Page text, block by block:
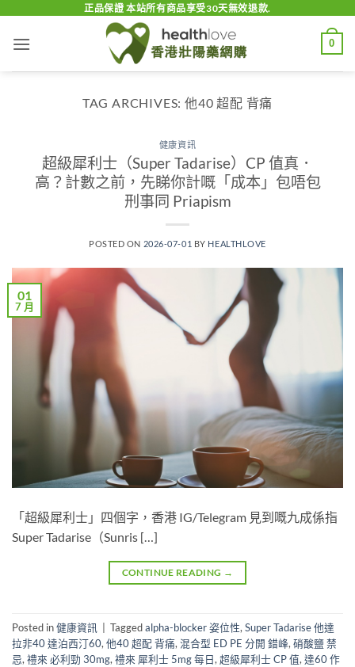
content
正品保證 本站所有商品享受30天無效退款.
0
TAG ARCHIVES: 他40 超配 背痛
健康資訊
超級犀利士（Super Tadarise）CP 值真．
高？計數之前，先睇你計嘅「成本」包唔包
刑事同 Priapism
POSTED ON 2026-07-01 BY HEALTHLOVE
01
7 月
「超級犀利士」四個字，香港 IG/Telegram 見到嘅九成係指
Super Tadarise（Sunris […]
CONTINUE READING →
Posted in健康資訊 Taggedalpha-blocker 姿位性, Super Tadarise 他達
拉非40 達泊西汀60, 他40 超配 背痛, 混合型 ED PE 分開 錯峰, 硝酸鹽 禁
忌, 禮來 必利勁 30mg, 禮來 犀利士 5mg 每日, 超級犀利士 CP 值, 達60 作